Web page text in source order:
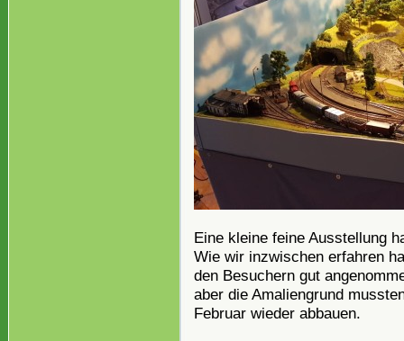
Eine kleine feine Ausstellung
Wie wir inzwischen erfahren
den Besuchern gut
aber die Amaliengrund
Februar wieder abbauen.